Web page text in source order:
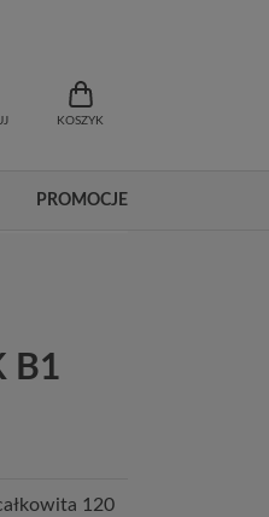
KOSZYK
PROMOCJE
B1
120